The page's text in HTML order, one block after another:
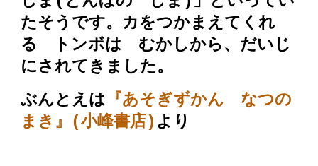
たそうです。カをつかまえてくれ
る トンボは むかしから、だいじ
にされてきました。
ぶんとえは 『あそぎずかん なつの
まき』(小峰書店) より